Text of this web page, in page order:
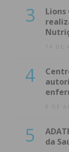
3
Lions
14 DE
4
8 DE
5
da